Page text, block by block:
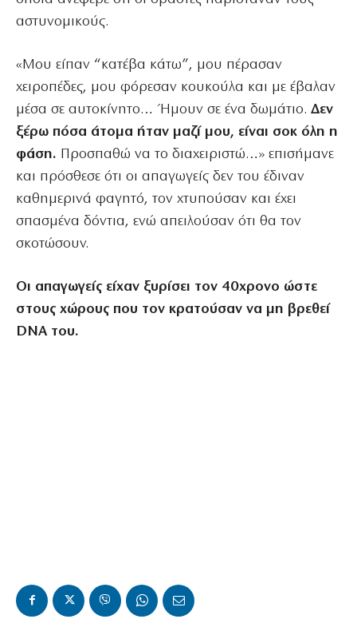
αστυνομικούς.
«Μου είπαν “κατέβα κάτω”, μου πέρασαν
χειροπέδες, μου φόρεσαν κουκούλα και με έβαλαν
μέσα σε αυτοκίνητο… Ήμουν σε ένα δωμάτιο. Δεν
ξέρω πόσα άτομα ήταν μαζί μου, είναι σοκ όλη η
φάση. Προσπαθώ να το διαχειριστώ…» επισήμανε
και πρόσθεσε ότι οι απαγωγείς δεν του έδιναν
καθημερινά φαγητό, τον χτυπούσαν και έχει
σπασμένα δόντια, ενώ απειλούσαν ότι θα τον
σκοτώσουν.
Οι απαγωγείς είχαν ξυρίσει τον 40χρονο ώστε
στους χώρους που τον κρατούσαν να μη βρεθεί
DNA του.